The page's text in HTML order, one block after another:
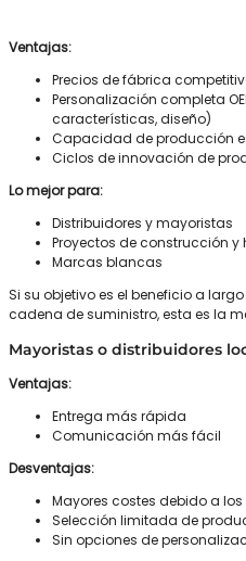
Ventajas:
Precios de fábrica
Personalización completa
características, diseño)
Capacidad de producción
Ciclos de innovación de
Lo mejor para:
Distribuidores y mayoristas
Proyectos de construcción y
Marcas blancas
Si su objetivo es el beneficio a
cadena de suministro, esta es la
Mayoristas o distribuidores
Ventajas:
Entrega más rápida
Comunicación más fácil
Desventajas:
Mayores costes debido a
Selección limitada de
Sin opciones de